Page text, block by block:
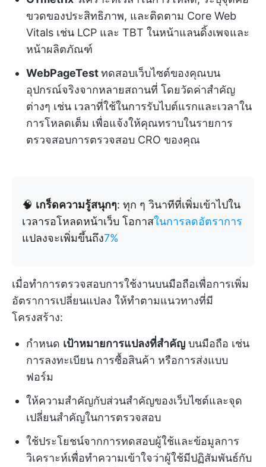
ขวดของประสิทธิภาพ, และติดตาม Core Web
Vitals เช่น LCP และ TBT ในหน้าแลนดิ้งเพจและ
หน้าผลิตภัณฑ์
WebPageTestทดสอบเว็บไซต์ของคุณบน
อุปกรณ์จริงจากหลายสถานที่ โดยวัดค่าสำคัญ
ต่างๆ เช่น เวลาที่ใช้ในการรับไบต์แรกและเวลาใน
การโหลดเต็ม เพื่อแจ้งให้คุณทราบในรายการ
ตรวจสอบการตรวจสอบ CRO ของคุณ
🧠 เกร็ดความรู้สนุกๆ: ทุก ๆ วินาทีที่เพิ่มเข้าไปใน
เวลารอโหลดหน้าเว็บ โอกาสในการลดอัตราการ
แปลงจะเพิ่มขึ้นถึง7%
เมื่อทำการตรวจสอบการใช้งานบนมือถือเพื่อการเพิ่ม
อัตราการเปลี่ยนแปลง ให้ทำตามแนวทางที่มี
โครงสร้าง:
กำหนด เป้าหมายการแปลงที่สำคัญ บนมือถือ เช่น
การลงทะเบียน การซื้อสินค้า หรือการส่งแบบ
ฟอร์ม
ให้ความสำคัญกับส่วนสำคัญของเว็บไซต์และจุด
เปลี่ยนสำคัญในการตรวจสอบ
ใช้ประโยชน์จากการทดสอบผู้ใช้และข้อมูลการ
วิเคราะห์เพื่อทำความเข้าใจว่าผู้ใช้มีปฏิสัมพันธ์กับ